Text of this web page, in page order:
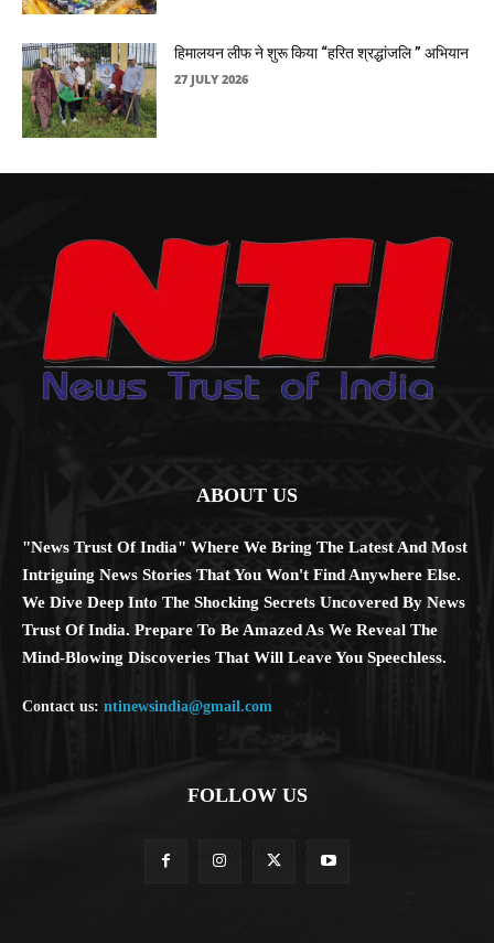
हिमालयन लीफ ने शुरू किया “हरित श्रद्धांजलि ” अभियान
27 JULY 2026
ABOUT US
"News Trust Of India" Where We Bring The Latest And Most
Intriguing News Stories That You Won't Find Anywhere Else.
We Dive Deep Into The Shocking Secrets Uncovered By News
Trust Of India. Prepare To Be Amazed As We Reveal The
Mind-Blowing Discoveries That Will Leave You Speechless.
Contact us: ntinewsindia@gmail.com
FOLLOW US